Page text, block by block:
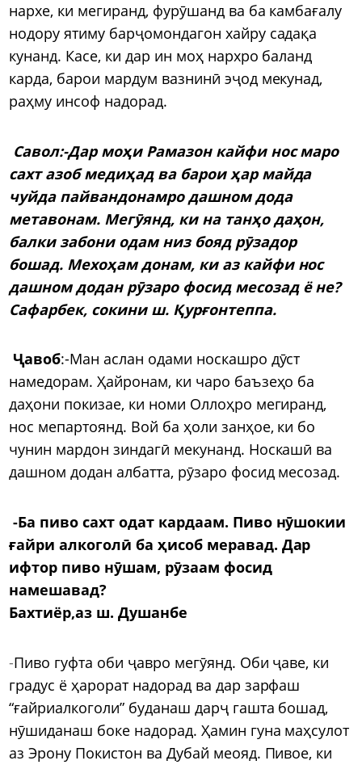
нархе, ки мегиранд, фурӯшанд ва ба камбағалу
нодору ятиму барҷомондагон хайру садақа
кунанд. Касе, ки дар ин моҳ нархро баланд
карда, барои мардум вазнинӣ эҷод мекунад,
раҳму инсоф надорад.
Савол:-Дар моҳи Рамазон кайфи нос маро
сахт азоб медиҳад ва барои ҳар майда
чуйда пайвандонамро дашном дода
метавонам. Мегӯянд, ки на танҳо даҳон,
балки забони одам низ бояд рӯзадор
бошад. Мехоҳам донам, ки аз кайфи нос
дашном додан рӯзаро фосид месозад ё не?
Сафарбек, сокини ш. Қурғонтеппа.
Ҷавоб:-Ман аслан одами носкашро дӯст
намедорам. Ҳайронам, ки чаро баъзеҳо ба
даҳони покизае, ки номи Оллоҳро мегиранд,
нос мепартоянд. Вой ба ҳоли занҳое, ки бо
чунин мардон зиндагӣ мекунанд. Носкашӣ ва
дашном додан албатта, рӯзаро фосид месозад.
-Ба пиво сахт одат кардаам. Пиво нӯшокии
ғайри алкоголӣ ба ҳисоб меравад. Дар
ифтор пиво нӯшам, рӯзаам фосид
намешавад?
Бахтиёр,аз ш. Душанбе
-Пиво гуфта оби ҷавро мегӯянд. Оби ҷаве, ки
градус ё ҳарорат надорад ва дар зарфаш
“ғайриалкоголи” буданаш дарҷ гашта бошад,
нӯшиданаш боке надорад. Ҳамин гуна маҳсулот
аз Эрону Покистон ва Дубай меояд. Пивое, ки